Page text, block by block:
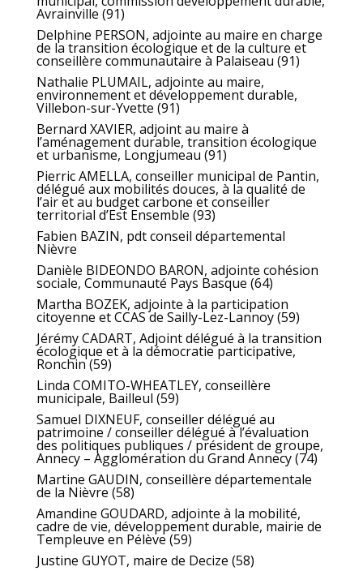
Avrainville (91)
Delphine PERSON, adjointe au maire en charge
de la transition écologique et de la culture et
conseillère communautaire à Palaiseau (91)
Nathalie PLUMAIL, adjointe au maire,
environnement et développement durable,
Villebon-sur-Yvette (91)
Bernard XAVIER, adjoint au maire à
l’aménagement durable, transition écologique
et urbanisme, Longjumeau (91)
Pierric AMELLA, conseiller municipal de Pantin,
délégué aux mobilités douces, à la qualité de
l’air et au budget carbone et conseiller
territorial d’Est Ensemble (93)
Fabien BAZIN, pdt conseil départemental
Nièvre
Danièle BIDEONDO BARON, adjointe cohésion
sociale, Communauté Pays Basque (64)
Martha BOZEK, adjointe à la participation
citoyenne et CCAS de Sailly-Lez-Lannoy (59)
Jérémy CADART, Adjoint délégué à la transition
écologique et à la démocratie participative,
Ronchin (59)
Linda COMITO-WHEATLEY, conseillère
municipale, Bailleul (59)
Samuel DIXNEUF, conseiller délégué au
patrimoine / conseiller délégué à l’évaluation
des politiques publiques / président de groupe,
Annecy – Agglomération du Grand Annecy (74)
Martine GAUDIN, conseillère départementale
de la Nièvre (58)
Amandine GOUDARD, adjointe à la mobilité,
cadre de vie, développement durable, mairie de
Templeuve en Pélève (59)
Justine GUYOT, maire de Decize (58)